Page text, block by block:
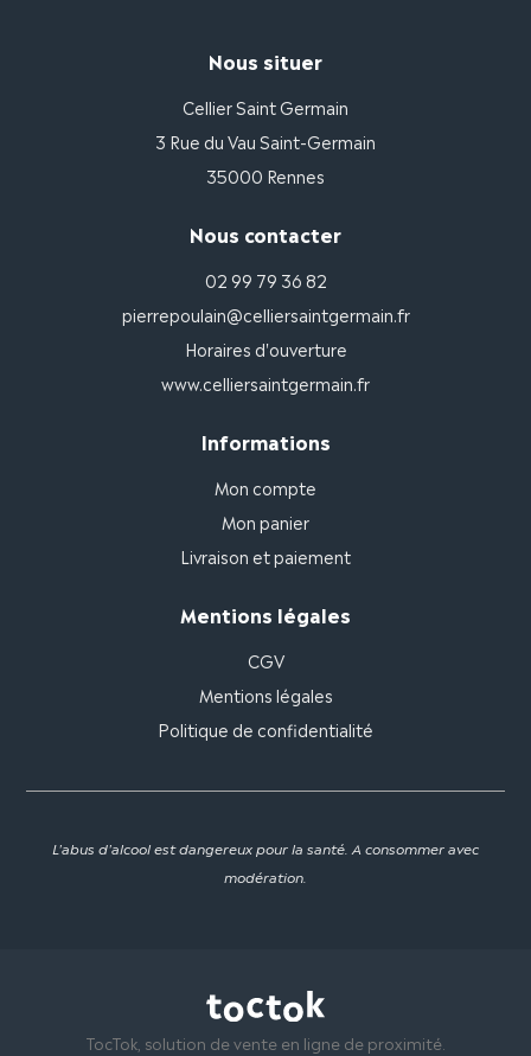
Nous situer
Cellier Saint Germain
3 Rue du Vau Saint-Germain
35000 Rennes
Nous contacter
02 99 79 36 82
pierrepoulain@celliersaintgermain.fr
Horaires d'ouverture
www.celliersaintgermain.fr
Informations
Mon compte
Mon panier
Livraison et paiement
Mentions légales
CGV
Mentions légales
Politique de confidentialité
L'abus d'alcool est dangereux pour la santé. A consommer avec
modération.
TocTok, solution de vente en ligne de proximité.